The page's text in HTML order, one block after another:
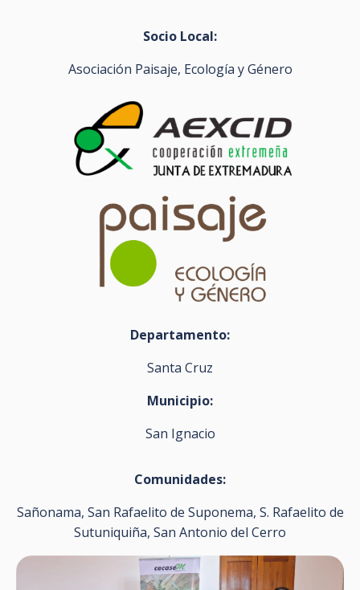
Socio Local:
Asociación Paisaje, Ecología y Género
Departamento:
Santa Cruz
Municipio:
San Ignacio
Comunidades:
Sañonama, San Rafaelito de Suponema, S. Rafaelito de
Sutuniquiña, San Antonio del Cerro